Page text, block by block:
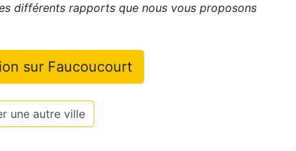
différents rapports que nous vous proposons
sur Faucoucourt
une autre ville